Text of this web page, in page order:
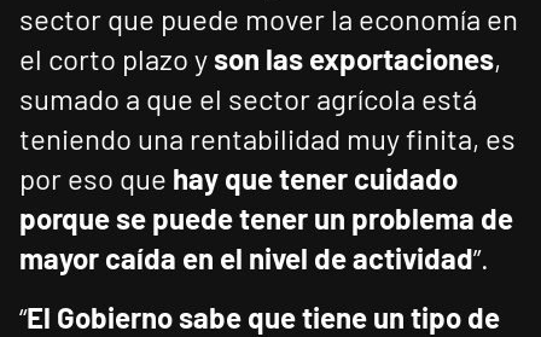
sector que puede mover la economía en
el corto plazo y son las exportaciones,
sumado a que el sector agrícola está
teniendo una rentabilidad muy finita, es
por eso que hay que tener cuidado
porque se puede tener un problema de
mayor caída en el nivel de actividad”.
“El Gobierno sabe que tiene un tipo de